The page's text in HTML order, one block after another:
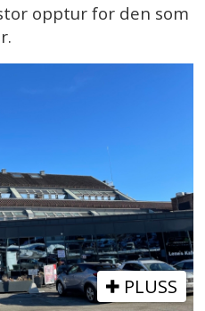
opptur for den som
PLUSS